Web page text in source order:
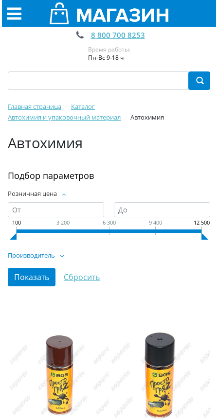
8 800 700 8253
Время работы:
Пн-Вс 9-18 ч
Главная страница
Каталог
Автохимия и упаковочный материал
Автохимия
Автохимия
Подбор параметров
Розничная цена
100 3 200 6 300 9 400 12 500
Производитель